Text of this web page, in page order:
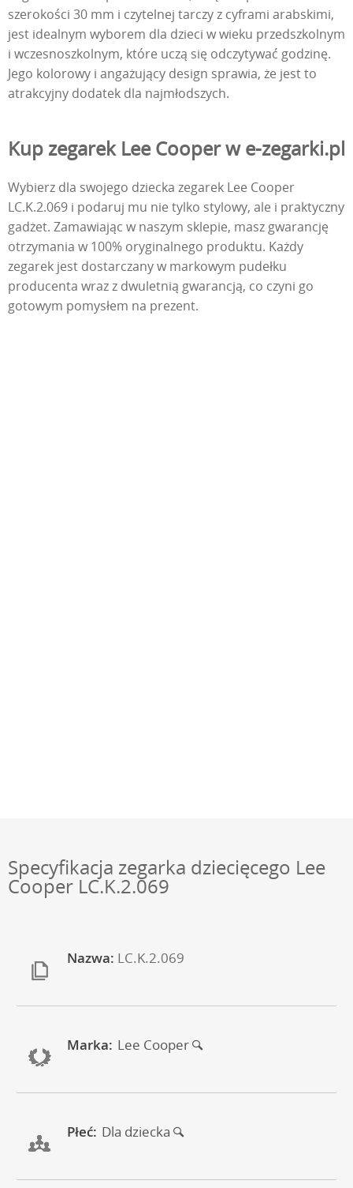
szerokości 30 mm i czytelnej tarczy z cyframi arabskimi,
jest idealnym wyborem dla dzieci w wieku przedszkolnym
i wczesnoszkolnym, które uczą się odczytywać godzinę.
Jego kolorowy i angażujący design sprawia, że jest to
atrakcyjny dodatek dla najmłodszych.
Kup zegarek Lee Cooper w e-zegarki.pl
Wybierz dla swojego dziecka zegarek Lee Cooper
LC.K.2.069 i podaruj mu nie tylko stylowy, ale i praktyczny
gadżet. Zamawiając w naszym sklepie, masz gwarancję
otrzymania w 100% oryginalnego produktu. Każdy
zegarek jest dostarczany w markowym pudełku
producenta wraz z dwuletnią gwarancją, co czyni go
gotowym pomysłem na prezent.
Specyfikacja zegarka dziecięcego Lee
Cooper LC.K.2.069
Nazwa: LC.K.2.069
Marka: Lee Cooper
Płeć: Dla dziecka